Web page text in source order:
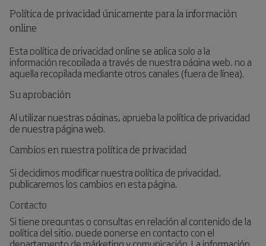
Política de privacidad únicamente para la información
online
Esta política de privacidad online se aplica solo a la
información recopilada a través de nuestra página web, no a
aquella recopilada mediante otros canales (fuera de línea).
Su aprobación
Al utilizar nuestras páginas, aprueba la política de privacidad
de nuestra página web.
Cambios en nuestra política de privacidad
Si decidimos modificar nuestra política de privacidad,
publicaremos los cambios en esta página.
Contacto
Si tiene preguntas o consultas en relación al contenido de la
política del sitio, puede ponerse en contacto con el